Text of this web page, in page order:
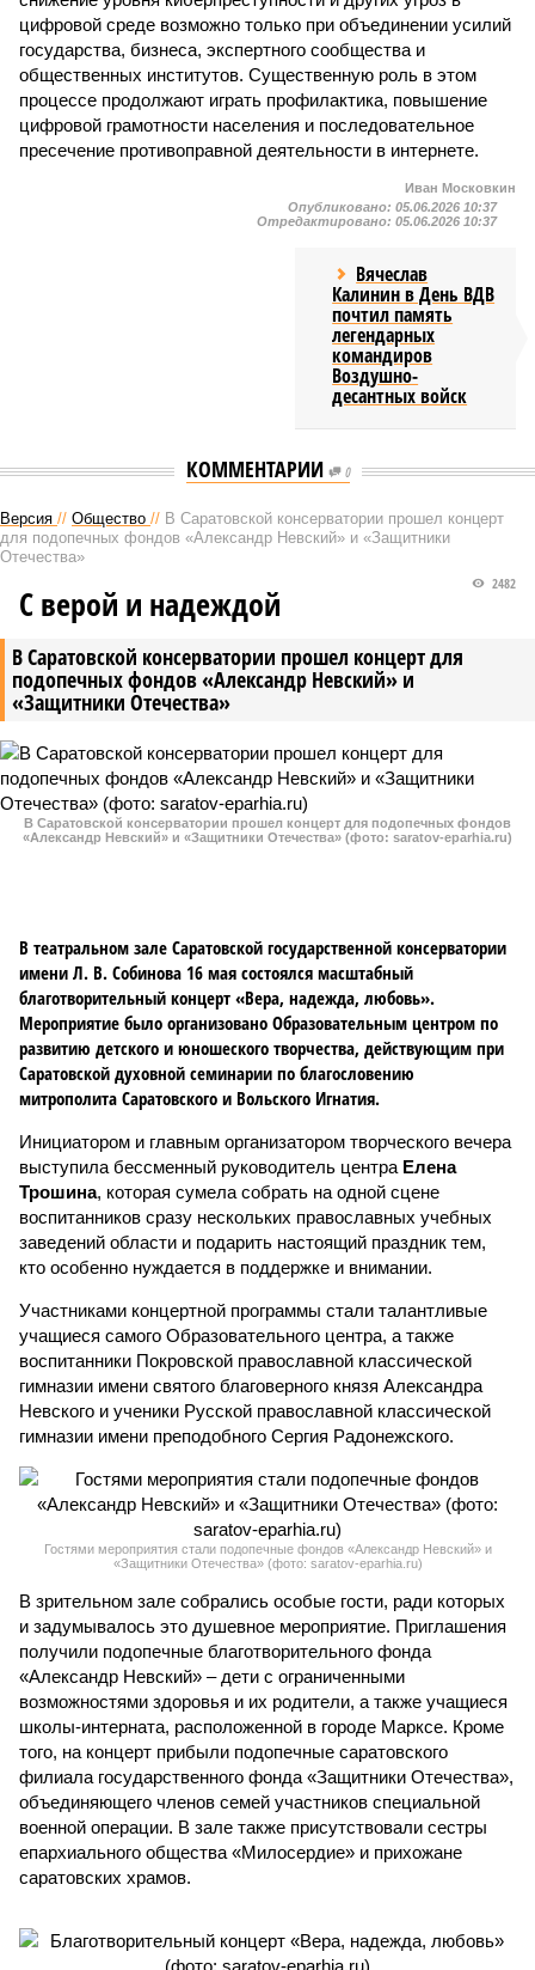
цифровой среде возможно только при объединении усилий
государства, бизнеса, экспертного сообщества и
общественных институтов. Существенную роль в этом
процессе продолжают играть профилактика, повышение
цифровой грамотности населения и последовательное
пресечение противоправной деятельности в интернете.
Иван Московкин
Опубликовано: 05.06.2026 10:37
Отредактировано: 05.06.2026 10:37
Вячеслав
Калинин в День ВДВ
почтил память
легендарных
командиров
Воздушно-
десантных войск
КОММЕНТАРИИ 0
Версия // Общество // В Саратовской консерватории прошел концерт
для подопечных фондов «Александр Невский» и «Защитники
Отечества»
В Саратовской консерватории прошел концерт для
подопечных фондов «Александр Невский» и
«Защитники Отечества»
2482
С верой и надеждой
В Саратовской консерватории прошел концерт для подопечных фондов
«Александр Невский» и «Защитники Отечества» (фото: saratov-eparhia.ru)
В театральном зале Саратовской государственной консерватории
имени Л. В. Собинова 16 мая состоялся масштабный
благотворительный концерт «Вера, надежда, любовь».
Мероприятие было организовано Образовательным центром по
развитию детского и юношеского творчества, действующим при
Саратовской духовной семинарии по благословению
митрополита Саратовского и Вольского Игнатия.
Инициатором и главным организатором творческого вечера
выступила бессменный руководитель центра Елена
Трошина, которая сумела собрать на одной сцене
воспитанников сразу нескольких православных учебных
заведений области и подарить настоящий праздник тем,
кто особенно нуждается в поддержке и внимании.
Участниками концертной программы стали талантливые
учащиеся самого Образовательного центра, а также
воспитанники Покровской православной классической
гимназии имени святого благоверного князя Александра
Невского и ученики Русской православной классической
гимназии имени преподобного Сергия Радонежского.
Гостями мероприятия стали подопечные фондов «Александр Невский» и
«Защитники Отечества» (фото: saratov-eparhia.ru)
В зрительном зале собрались особые гости, ради которых
и задумывалось это душевное мероприятие. Приглашения
получили подопечные благотворительного фонда
«Александр Невский» – дети с ограниченными
возможностями здоровья и их родители, а также учащиеся
школы-интерната, расположенной в городе Марксе. Кроме
того, на концерт прибыли подопечные саратовского
филиала государственного фонда «Защитники Отечества»,
объединяющего членов семей участников специальной
военной операции. В зале также присутствовали сестры
епархиального общества «Милосердие» и прихожане
саратовских храмов.